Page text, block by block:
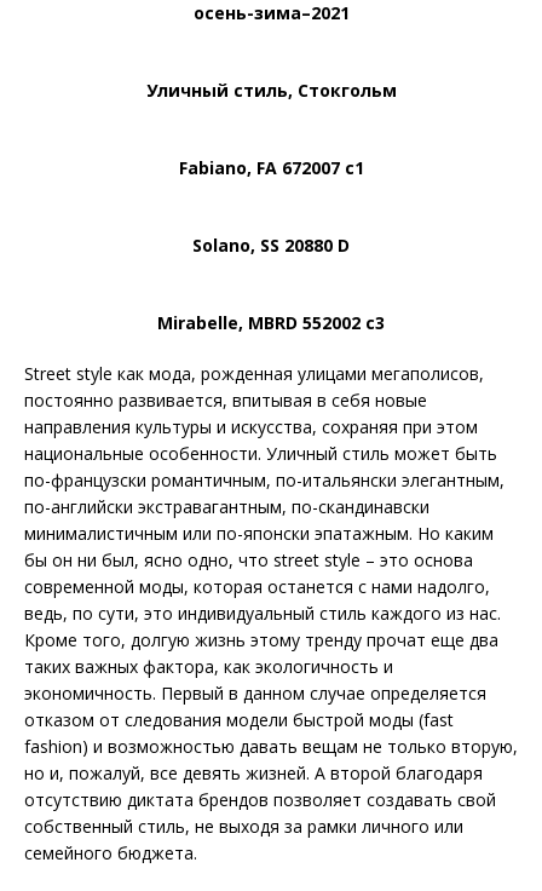
осень-зима–2021
Уличный стиль, Стокгольм
Fabiano, FA 672007 c1
Solano, SS 20880 D
Mirabelle, MBRD 552002 c3
Street style как мода, рожденная улицами мегаполисов,
постоянно развивается, впитывая в себя новые
направления культуры и искусства, сохраняя при этом
национальные особенности. Уличный стиль может быть
по-французски романтичным, по-итальянски элегантным,
по-английски экстравагантным, по-скандинавски
минималис­тичным или по-японски эпатажным. Но каким
бы он ни был, ясно одно, что street style – это основа
современной моды, которая останется с нами надолго,
ведь, по сути, это индивидуальный стиль каждого из нас.
Кроме того, долгую жизнь этому тренду прочат еще два
таких важных фактора, как экологичность и
экономичность. Первый в данном случае определяется
отказом от следования модели быстрой моды (fast
fashion) и возможностью давать вещам не только вторую,
но и, пожалуй, все девять жизней. А второй благодаря
отсутствию диктата брендов позволяет создавать свой
собственный стиль, не выходя за рамки личного или
семейного бюджета.